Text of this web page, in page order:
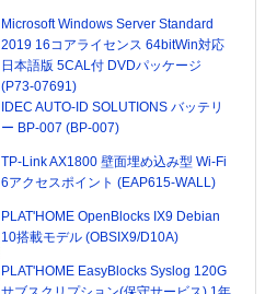
Microsoft Windows Server Standard
2019 16コアライセンス 64bitWin対応
日本語版 5CAL付 DVDパッケージ
(P73-07691)
IDEC AUTO-ID SOLUTIONS バッテリ
ー BP-007 (BP-007)
TP-Link AX1800 壁面埋め込み型 Wi-Fi
6アクセスポイント (EAP615-WALL)
PLAT'HOME OpenBlocks IX9 Debian
10搭載モデル (OBSIX9/D10A)
PLAT'HOME EasyBlocks Syslog 120G